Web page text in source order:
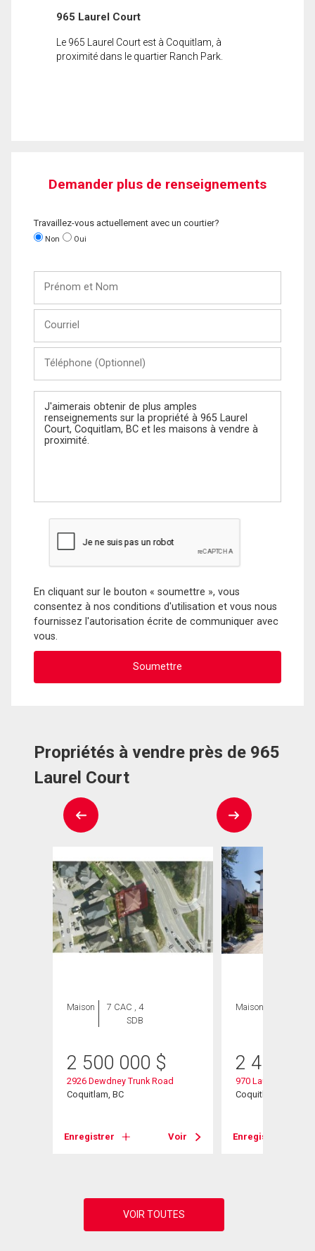
965 Laurel Court
Le 965 Laurel Court est à Coquitlam, à
proximité dans le quartier Ranch Park.
Demander plus de renseignements
Travaillez-vous actuellement avec un courtier?
Non Oui
Nom
(Optionnel)
Message
En cliquant sur le bouton « soumettre », vous
consentez à nos conditions d'utilisation et vous nous
fournissez l'autorisation écrite de communiquer avec
vous.
Propriétés à vendre près de 965
Laurel Court
Maison
7 CAC , 4
SDB
2 500 000 $
2926 Dewdney Trunk Road
Coquitlam, BC
Enregistrer Voir
Maison
2 450
970 Laurel Court
Coquitlam, BC
Enregistrer